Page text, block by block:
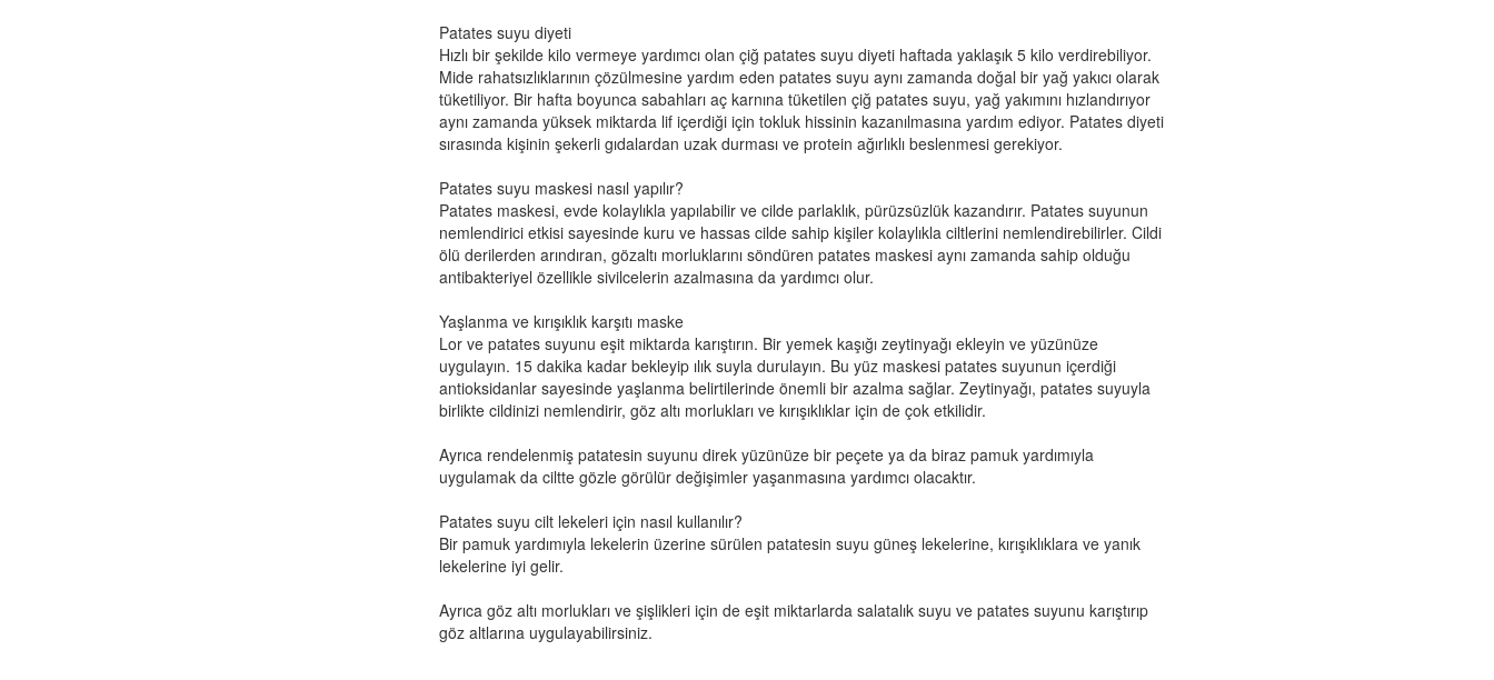
Patates suyu diyeti
Hızlı bir şekilde kilo vermeye yardımcı olan çiğ patates suyu diyeti haftada yaklaşık 5 kilo verdirebiliyor.
Mide rahatsızlıklarının çözülmesine yardım eden patates suyu aynı zamanda doğal bir yağ yakıcı olarak
tüketiliyor. Bir hafta boyunca sabahları aç karnına tüketilen çiğ patates suyu, yağ yakımını hızlandırıyor
aynı zamanda yüksek miktarda lif içerdiği için tokluk hissinin kazanılmasına yardım ediyor. Patates diyeti
sırasında kişinin şekerli gıdalardan uzak durması ve protein ağırlıklı beslenmesi gerekiyor.
Patates suyu maskesi nasıl yapılır?
Patates maskesi, evde kolaylıkla yapılabilir ve cilde parlaklık, pürüzsüzlük kazandırır. Patates suyunun
nemlendirici etkisi sayesinde kuru ve hassas cilde sahip kişiler kolaylıkla ciltlerini nemlendirebilirler. Cildi
ölü derilerden arındıran, gözaltı morluklarını söndüren patates maskesi aynı zamanda sahip olduğu
antibakteriyel özellikle sivilcelerin azalmasına da yardımcı olur.
Yaşlanma ve kırışıklık karşıtı maske
Lor ve patates suyunu eşit miktarda karıştırın. Bir yemek kaşığı zeytinyağı ekleyin ve yüzünüze
uygulayın. 15 dakika kadar bekleyip ılık suyla durulayın. Bu yüz maskesi patates suyunun içerdiği
antioksidanlar sayesinde yaşlanma belirtilerinde önemli bir azalma sağlar. Zeytinyağı, patates suyuyla
birlikte cildinizi nemlendirir, göz altı morlukları ve kırışıklıklar için de çok etkilidir.
Ayrıca rendelenmiş patatesin suyunu direk yüzünüze bir peçete ya da biraz pamuk yardımıyla
uygulamak da ciltte gözle görülür değişimler yaşanmasına yardımcı olacaktır.
Patates suyu cilt lekeleri için nasıl kullanılır?
Bir pamuk yardımıyla lekelerin üzerine sürülen patatesin suyu güneş lekelerine, kırışıklıklara ve yanık
lekelerine iyi gelir.
Ayrıca göz altı morlukları ve şişlikleri için de eşit miktarlarda salatalık suyu ve patates suyunu karıştırıp
göz altlarına uygulayabilirsiniz.